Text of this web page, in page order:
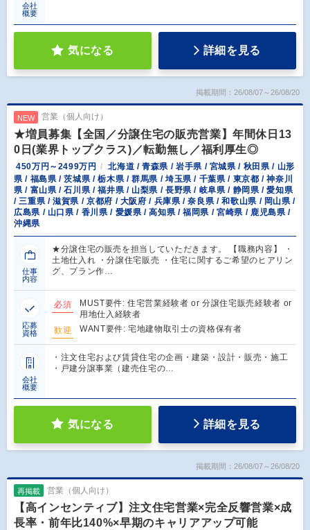
会社
概要
気になる 詳細を見る
掲載期間：26/08/07～26/08/20
NEW 営業（個人向け）
★増員募集【全国／分譲住宅の販売営業】年間休日13
0日(業界トップクラス)／転勤無し／福利厚生◎
450万円～2499万円
北海道 / 青森県 / 岩手県 / 宮城県 / 秋田県 / 山形
県 / 福島県 / 茨城県 / 栃木県 / 群馬県 / 埼玉県 / 千葉県 / 東京都 / 神奈川
県 / 富山県 / 石川県 / 福井県 / 山梨県 / 長野県 / 岐阜県 / 静岡県 / 愛知県
/ 三重県 / 滋賀県 / 京都府 / 大阪府 / 兵庫県 / 奈良県 / 和歌山県 / 岡山県 /
広島県 / 山口県 / 香川県 / 愛媛県 / 高知県 / 福岡県 / 宮崎県 / 鹿児島県 /
沖縄県
仕事
内容
★分譲住宅の販売を担当していただきます。 【職務内容】 ・
土地仕入れ ・分譲住宅販売 ・住宅に関するご希望のヒアリン
グ、プラン作…
応募
資格
必須
MUST要件: 住宅営業経験者 or 分譲住宅販売経験者 or
用地仕入経験者
歓迎
WANT要件: 宅地建物取引士の資格保有者
会社
概要
・注文住宅および賃貸住宅の企画・建築・設計・販売・施工
・戸建分譲事業（建売住宅の…
気になる 詳細を見る
掲載期間：26/08/07～26/08/20
再掲載 営業（個人向け）
【高インセンティブ】注文住宅営業×完全反響営業×成
長率・前年比140%×早期のキャリアアップ可能